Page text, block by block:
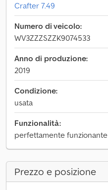
Crafter 7.49
Numero di veicolo:
WV3ZZZSZZK9074533
Anno di produzione:
2019
Condizione:
usata
Funzionalità:
perfettamente funzionante
Prezzo e posizione